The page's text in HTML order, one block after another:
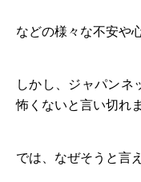
などの様々な不安や
しかし、ジャパンネ
怖くないと言い切れ
では、なぜそうと言